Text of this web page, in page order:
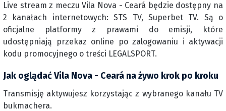
Live stream z meczu Vila Nova - Ceará będzie dostępny na
2 kanałach internetowych: STS TV, Superbet TV. Są o
oficjalne platformy z prawami do emisji, które
udostępniają przekaz online po zalogowaniu i aktywacji
kodu promocyjnego o treści LEGALSPORT.
Jak oglądać Vila Nova - Ceará na żywo krok po kroku
Transmisję aktywujesz korzystając z wybranego kanału TV
bukmachera.